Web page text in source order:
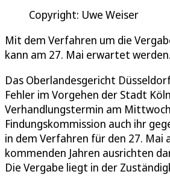
Copyright: Uwe Weiser
Mit dem Verfahren um die
kann am 27. Mai erwartet werden.
Das Oberlandesgericht
Fehler im Vorgehen der Stadt
Verhandlungstermin am
Findungskommission auch ihr
in dem Verfahren für den 27. Mai
kommenden Jahren ausrichten
Die Vergabe liegt in der